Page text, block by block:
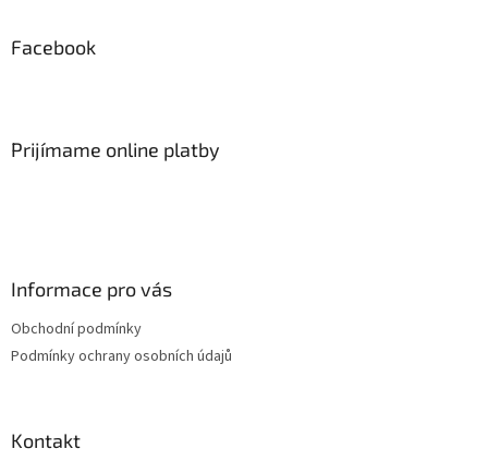
Facebook
Prijímame online platby
Informace pro vás
Obchodní podmínky
Podmínky ochrany osobních údajů
Kontakt